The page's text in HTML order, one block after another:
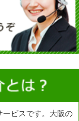
ービスです。大阪の